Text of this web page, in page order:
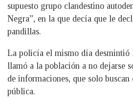
supuesto grupo clandestino
Negra”, en la que decía que le
pandillas.
La policía el mismo día desmintió
llamó a la población a no dejarse
de informaciones, que solo
pública.